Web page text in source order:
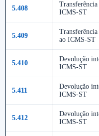
5.408
ICMS-ST
5.409
ao ICMS-ST
5.410
Devolução
ICMS-ST
5.411
Devolução
ICMS-ST
5.412
Devolução
ICMS-ST